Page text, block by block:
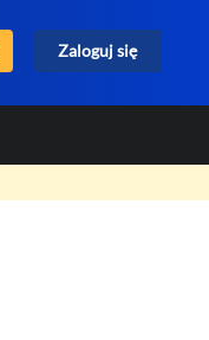
Zaloguj się